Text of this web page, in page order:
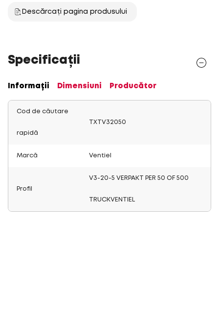
Descărcați pagina produsului
Specificații
Informații Dimensiuni Producător
Cod de căutare
rapidă
TXTV32050
Marcă Ventiel
Profil
V3-20-5 VERPAKT PER 50 OF 500
TRUCKVENTIEL